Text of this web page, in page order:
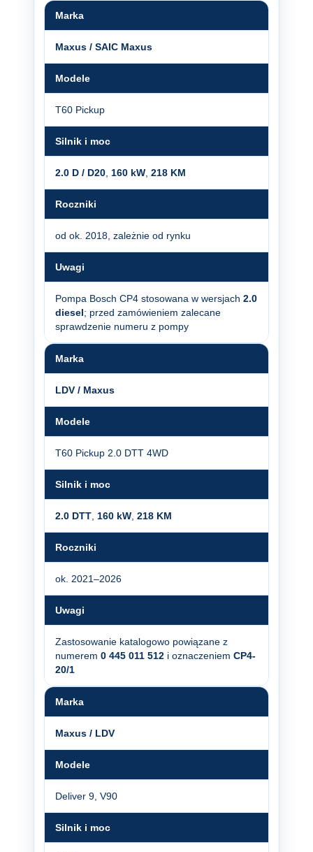
Marka
Maxus / SAIC Maxus
Modele
T60 Pickup
Silnik i moc
2.0 D / D20 160 kW 218 KM
Roczniki
od ok. 2018, zależnie od rynku
Uwagi
Pompa Bosch CP4 stosowana w wersjach 2.0
diesel; przed zamówieniem zalecane
sprawdzenie numeru z pompy
Marka
LDV / Maxus
Modele
T60 Pickup 2.0 DTT 4WD
Silnik i moc
2.0 DTT 160 kW 218 KM
Roczniki
ok. 2021–2026
Uwagi
Zastosowanie katalogowo powiązane z
numerem 0 445 011 512 i oznaczeniem CP4-
20/1
Marka
Maxus / LDV
Modele
Deliver 9, V90
Silnik i moc